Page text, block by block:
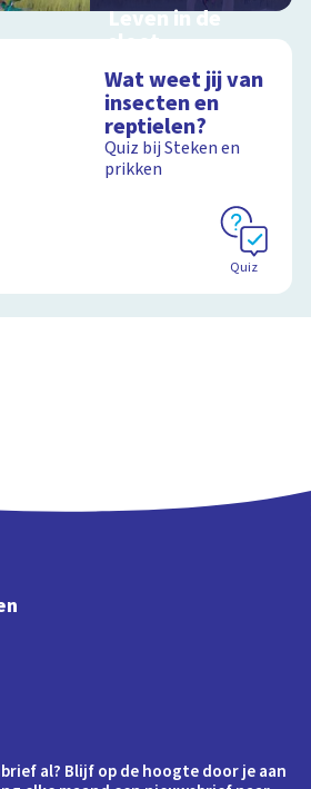
Leven in de
sloot
schoolplaat over het
slootleven
Wat weet jij van
insecten en
reptielen?
Quiz bij Steken en
prikken
Quiz
al? Blijf op de hoogte door je aan